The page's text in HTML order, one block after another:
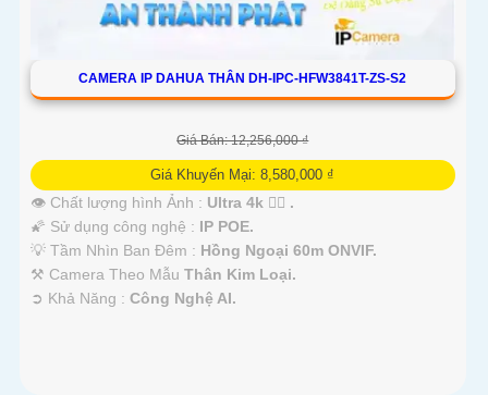
CAMERA IP DAHUA THÂN DH-IPC-HFW3841T-ZS-S2
Giá Bán: 12,256,000 ₫
Giá Khuyến Mại: 8,580,000 ₫
👁 Chất lượng hình Ảnh : Ultra 4k 👍🏾 .
🌠 Sử dụng công nghệ : IP POE.
💡 Tầm Nhìn Ban Đêm : Hồng Ngoại 60m ONVIF.
⚒ Camera Theo Mẫu Thân Kim Loại.
️➲ Khả Năng : Công Nghệ AI.